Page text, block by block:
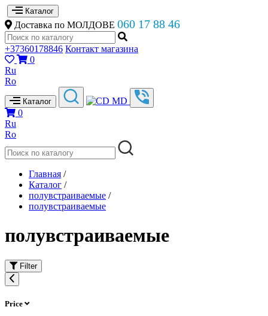
Каталог
Доставка по МОЛДОВЕ 060 17 88 46
+37360178846 Контакт магазина
0
Ru
Ro
Каталог
0
Ru
Ro
Главная /
Каталог /
полувстраиваемые /
полувстраиваемые
полувстраиваемые
Filter
Price